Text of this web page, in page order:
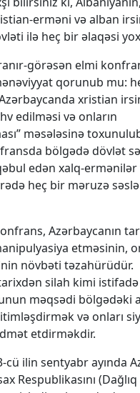
erməni və alban
ilə heç bir əlaqəsi
görəsən elmi
qorunub mu:
xristian
edilməsi və onların
məsələsinə
bölgədə dövlət
edən xalq-ermənilər
heç bir məruzə
Azərbaycanın
etməsinin,
növbəti təzahürüdür.
silah kimi
məqsədi bölgədəki
və onları
etdirməkdir.
cü ilin sentyabr ayında
Respublikasını